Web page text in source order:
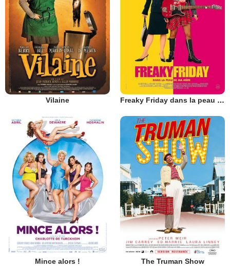
Vilaine Freaky Friday dans la peau de ma mère
Mince alors ! The Truman Show